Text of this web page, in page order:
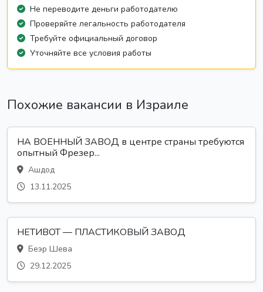
Не переводите деньги работодателю
Проверяйте легальность работодателя
Требуйте официальный договор
Уточняйте все условия работы
Похожие вакансии в Израиле
НА ВОЕННЫЙ ЗАВОД в центре страны требуются
опытный Фрезер...
Ашдод
13.11.2025
НЕТИВОТ — ПЛАСТИКОВЫЙ ЗАВОД
Беэр Шева
29.12.2025